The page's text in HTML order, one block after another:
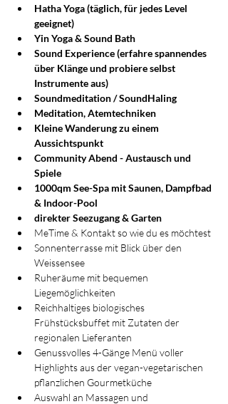
Hatha Yoga (täglich, für jedes Level
geeignet)
Yin Yoga & Sound Bath
Sound Experience (erfahre spannendes
über Klänge und probiere selbst
Instrumente aus)
Soundmeditation / SoundHaling
Meditation, Atemtechniken
Kleine Wanderung zu einem
Aussichtspunkt
Community Abend - Austausch und
Spiele
1000qm See-Spa mit Saunen, Dampfbad
& Indoor-Pool
direkter Seezugang & Garten
MeTime & Kontakt so wie du es möchtest
Sonnenterrasse mit Blick über den
Weissensee
Ruheräume mit bequemen
Liegemöglichkeiten
Reichhaltiges biologisches
Frühstücksbuffet mit Zutaten der
regionalen Lieferanten
Genussvolles 4-Gänge Menü voller
Highlights aus der vegan-vegetarischen
pflanzlichen Gourmetküche
Auswahl an Massagen und